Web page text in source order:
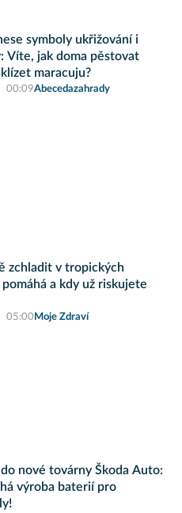
symboly ukřižování i
Víte, jak doma pěstovat
maracuju?
00:09Abecedazahrady
zchladit v tropických
a kdy už riskujete
05:00 Moje Zdraví
nové továrny Škoda Auto:
výroba baterií pro